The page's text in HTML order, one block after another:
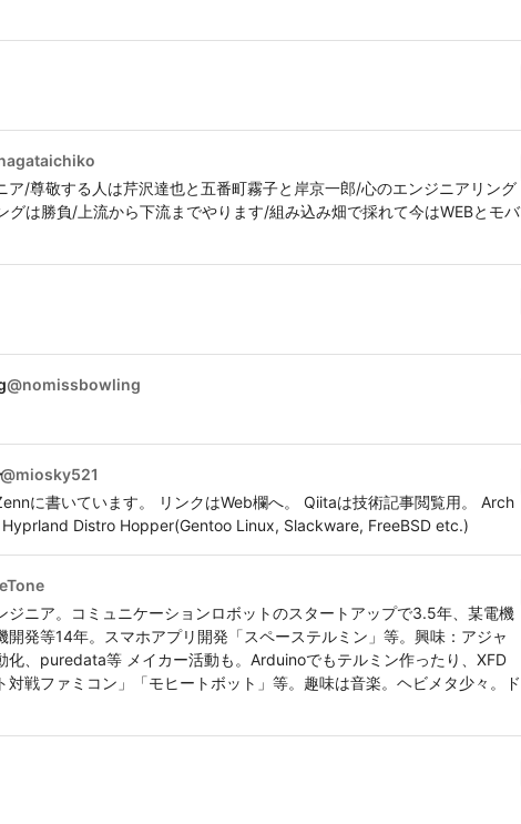
ア/尊敬する人は芹沢達也と五番町霧子と岸京一郎/心のエンジニアリング
グは勝負/上流から下流までやります/組み込み畑で採れて今はWEBとモバ
@nomissbowling
@miosky521
に書いています。 リンクはWeb欄へ。 Qiitaは技術記事閲覧用。 Arch
Distro Hopper(Gentoo Linux, Slackware, FreeBSD etc.)
ジニア。コミュニケーションロボットのスタートアップで3.5年、某電機
開発等14年。スマホアプリ開発「スペーステルミン」等。興味：アジャ
化、puredata等 メイカー活動も。Arduinoでもテルミン作ったり、XFD
対戦ファミコン」「モヒートボット」等。趣味は音楽。ヘビメタ少々。ド